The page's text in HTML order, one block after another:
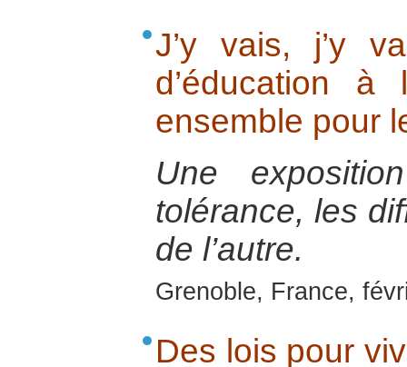
J’y vais, j’y
d’éducation
ensemble pour
Une
tolérance, les
de l’autre.
Grenoble, France,
Des lois pour